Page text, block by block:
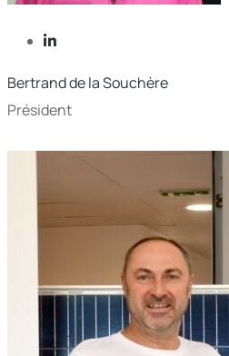
Bertrand de la Souchère
Président